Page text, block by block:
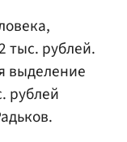
тыс. рублей.
выделение
рублей